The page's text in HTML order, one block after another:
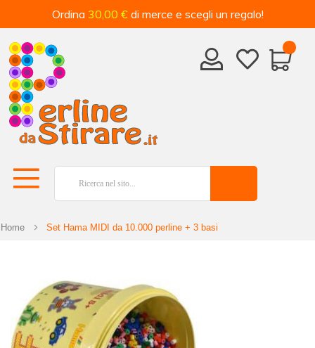
Ordina 30,00 € di merce e scegli un regalo!
Home Set Hama MIDI da 10.000 perline + 3 basi
della
galleria
di
immagini